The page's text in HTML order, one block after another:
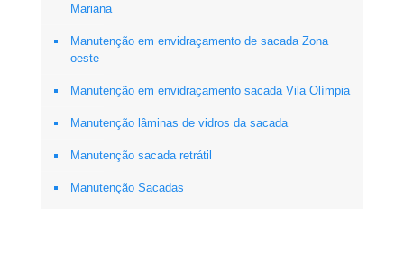
Mariana
Manutenção em envidraçamento de sacada Zona
oeste
Manutenção em envidraçamento sacada Vila Olímpia
Manutenção lâminas de vidros da sacada
Manutenção sacada retrátil
Manutenção Sacadas